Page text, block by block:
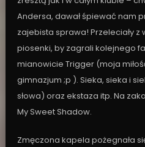
Andersa, dawał śpiewać nam
zajebista sprawa! Przeleciały
piosenki, by zagrali kolejnego
mianowicie Trigger (moja
gimnazjum ;p ). Sieka, sieka i
słowa) oraz ekstaza itp. Na
My Sweet Shadow.
Zmęczona kapela pożegnała